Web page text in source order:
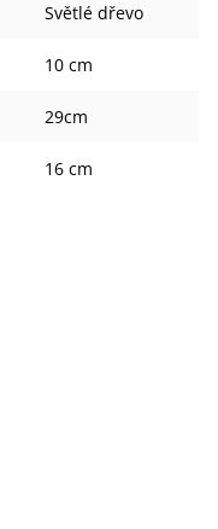
Světlé dřevo
10 cm
29cm
16 cm